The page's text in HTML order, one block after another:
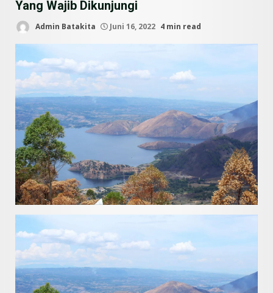
Yang Wajib Dikunjungi
Admin Batakita Juni 16, 2022 4 min read